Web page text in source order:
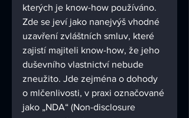
kterých je know-how používáno.
Zde se jeví jako nanejvýš vhodné
uzavření zvláštních smluv, které
zajistí majiteli know-how, že jeho
duševního vlastnictví nebude
zneužito. Jde zejména o dohody
o mlčenlivosti, v praxi označované
jako „NDA“ (Non-disclosure